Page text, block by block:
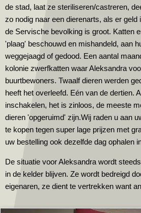
de stad, laat ze steriliseren/castreren,
zo nodig naar een dierenarts, als er geld
de Servische bevolking is groot. Katten
'plaag' beschouwd en mishandeld, aan
weggejaagd of gedood. Een aantal
kolonie zwerfkatten waar Aleksandra
buurtbewoners. Twaalf dieren werden
heeft het overleefd. Eén van de dertien.
inschakelen, het is zinloos, de meeste
dieren 'opgeruimd' zijn.Wij raden u aan
te kopen tegen super lage prijzen met
uw bestelling ook dezelfde dag ophalen
De situatie voor Aleksandra wordt
in de kelder blijven. Ze wordt bedreigd
eigenaren, ze dient te vertrekken want